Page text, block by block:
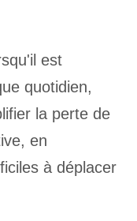
est
quotidien,
la perte de
en
à déplacer